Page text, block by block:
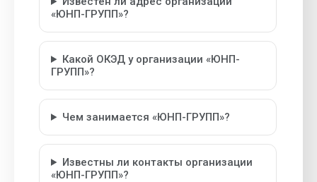
«ЮНП-ГРУПП»?
Какой ОКЭД у организации «ЮНП-
ГРУПП»?
Чем занимается «ЮНП-ГРУПП»?
Известны ли контакты организации
«ЮНП-ГРУПП»?